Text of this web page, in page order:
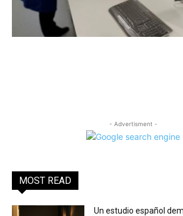
- Advertisment -
MOST READ
Un estudio español